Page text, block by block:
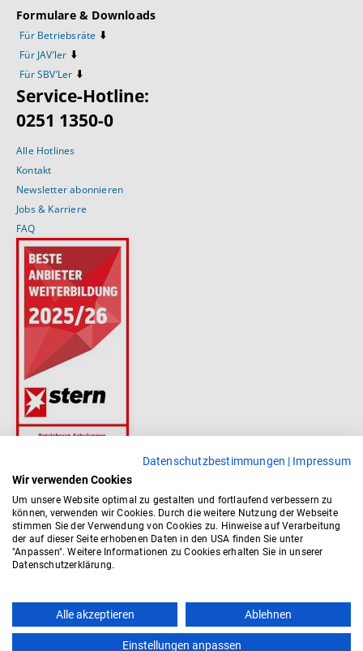
Datenschutzbestimmungen | Impressum
Wir verwenden Cookies
Um unsere Website optimal zu gestalten und fortlaufend verbessern zu
können, verwenden wir Cookies. Durch die weitere Nutzung der Webseite
stimmen Sie der Verwendung von Cookies zu. Hinweise auf Verarbeitung
der auf dieser Seite erhobenen Daten in den USA finden Sie unter
"Anpassen". Weitere Informationen zu Cookies erhalten Sie in unserer
Datenschutzerklärung.
Alle akzeptieren Ablehnen
Einstellungen anpassen
Formulare & Downloads
Für Betriebsräte ⬇️
Für JAV’ler ⬇️
Für SBV’Ler ⬇️
Service-Hotline:
0251 1350-0
Alle Hotlines
Kontakt
Newsletter abonnieren
Jobs & Karriere
FAQ